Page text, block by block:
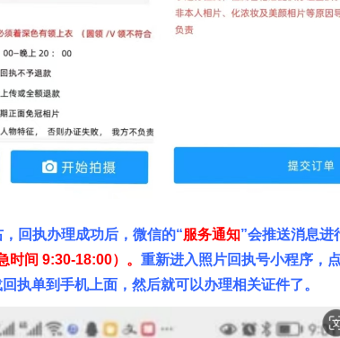
回执办理成功后，微信的“服务通知”会推送消息进
时间 9:30-18:00）。 重新进入照片回执号小程序，
执单到手机上面，然后就可以办理相关证件了。